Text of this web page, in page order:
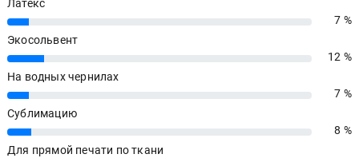
Латекс
7%
7 %
Экосольвент
12%
12 %
На водных чернилах
7%
7 %
Сублимацию
8%
8 %
Для прямой печати по ткани